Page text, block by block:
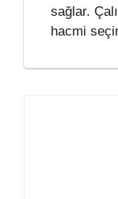
sağlar.
hacmi